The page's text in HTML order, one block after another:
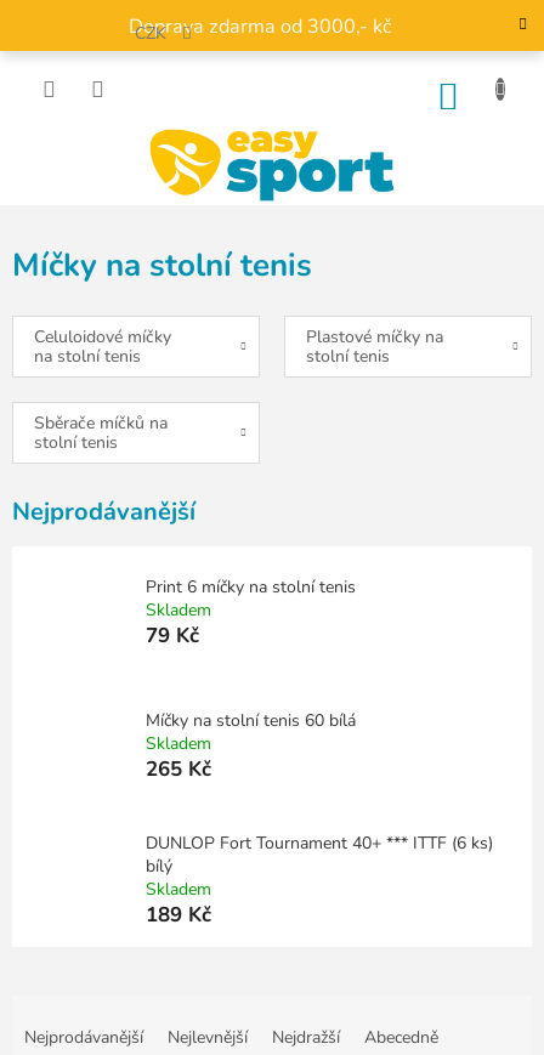
obsah
Doprava zdarma od 3000,- kč
CZK
Míčky na stolní tenis
Celuloidové míčky
na stolní tenis
Plastové míčky na
stolní tenis
Sběrače míčků na
stolní tenis
Nejprodávanější
Print 6 míčky na stolní tenis
Skladem
79 Kč
Míčky na stolní tenis 60 bílá
Skladem
265 Kč
DUNLOP Fort Tournament 40+ *** ITTF (6 ks)
bílý
Skladem
189 Kč
Nejprodávanější Nejlevnější Nejdražší Abecedně